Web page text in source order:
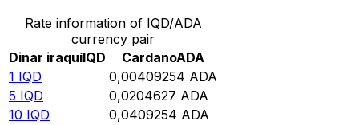
Rate information of IQD/ADA
currency pair
Dinar iraquíIQD CardanoADA
1 IQD 0,00409254 ADA
5 IQD 0,0204627 ADA
10 IQD 0,0409254 ADA